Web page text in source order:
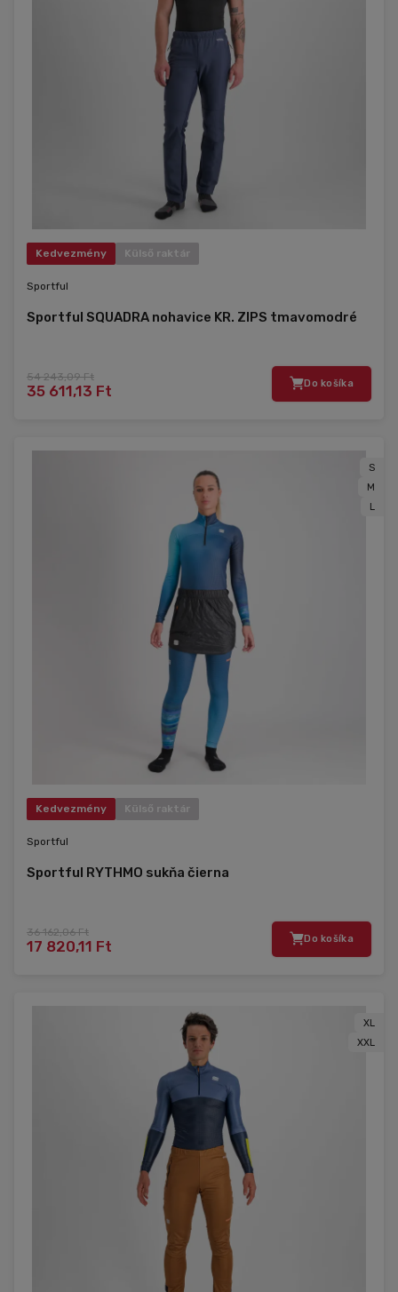
Kedvezmény Külső raktár
Sportful
Sportful SQUADRA nohavice KR. ZIPS tmavomodré
54 243,09 Ft
35 611,13 Ft Do košíka
S
M
L
Kedvezmény Külső raktár
Sportful
Sportful RYTHMO sukňa čierna
36 162,06 Ft
17 820,11 Ft Do košíka
XL
XXL